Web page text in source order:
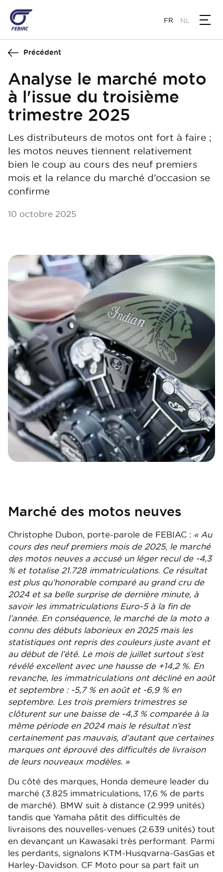
contenu
principal
FR NL
Précédent
Analyse le marché moto
à l'issue du troisième
trimestre 2025
Les distributeurs de motos ont fort à faire ;
les motos neuves tiennent relativement
bien le coup au cours des neuf premiers
mois et la relance du marché d’occasion se
confirme
10 octobre 2025
Marché des motos neuves
Christophe Dubon, porte-parole de FEBIAC : « Au
cours des neuf premiers mois de 2025, le marché
des motos neuves a accusé un léger recul de -4,3
% et totalise 21.728 immatriculations. Ce résultat
est plus qu’honorable comparé au grand cru de
2024 et sa belle surprise de dernière minute, à
savoir les immatriculations Euro-5 à la fin de
l’année. En conséquence, le marché de la moto a
connu des débuts laborieux en 2025 mais les
statistiques ont repris des couleurs juste avant et
au début de l’été. Le mois de juillet surtout s’est
révélé excellent avec une hausse de +14,2 %. En
revanche, les immatriculations ont décliné en août
et septembre : -5,7 % en août et -6,9 % en
septembre. Les trois premiers trimestres se
clôturent sur une baisse de -4,3 % comparée à la
même période en 2024 mais le résultat n’est
certainement pas mauvais, d’autant que certaines
marques ont éprouvé des difficultés de livraison
de leurs nouveaux modèles. »
Du côté des marques, Honda demeure leader du
marché (3.825 immatriculations, 17,6 % de parts
de marché). BMW suit à distance (2.999 unités)
tandis que Yamaha pâtit des difficultés de
livraisons des nouvelles-venues (2.639 unités) tout
en devançant un Kawasaki très performant. Parmi
les perdants, signalons KTM-Husqvarna-GasGas et
Harley-Davidson. CF Moto pour sa part fait un